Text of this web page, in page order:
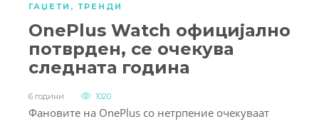
ГАЏЕТИ , ТРЕНДИ
OnePlus Watch официјално
потврден, се очекува
следната година
6 години 1020
Фановите на OnePlus со нетрпение очекуваат